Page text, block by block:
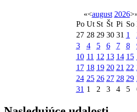
«<august 2026>
Po Ut St Št Pi So
27 28 29 30 31 1
3
4 5 6 7 8
10 11 12 13 14 15
17 18 19 20 21 22
24 25 26 27 28 29
31 1 2 3 4 5